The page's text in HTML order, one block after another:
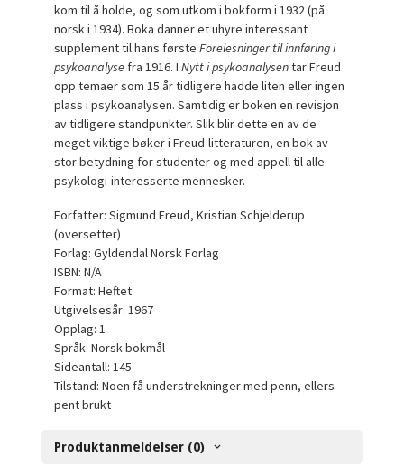
kom til å holde, og som utkom i bokform i 1932 (på
norsk i 1934). Boka danner et uhyre interessant
supplement til hans førsteForelesninger til innføring i
psykoanalyse fra 1916. INytt i psykoanalysentar Freud
opp temaer som 15 år tidligere hadde liten eller ingen
plass i psykoanalysen. Samtidig er boken en revisjon
av tidligere standpunkter. Slik blir dette en av de
meget viktige bøker i Freud-litteraturen, en bok av
stor betydning for studenter og med appell til alle
psykologi-interesserte mennesker.
Forfatter: Sigmund Freud, Kristian Schjelderup
(oversetter)
Forlag: Gyldendal Norsk Forlag
ISBN: N/A
Format: Heftet
Utgivelsesår: 1967
Opplag: 1
Språk: Norsk bokmål
Sideantall: 145
Tilstand: Noen få understrekninger med penn, ellers
pent brukt
Produktanmeldelser (0)